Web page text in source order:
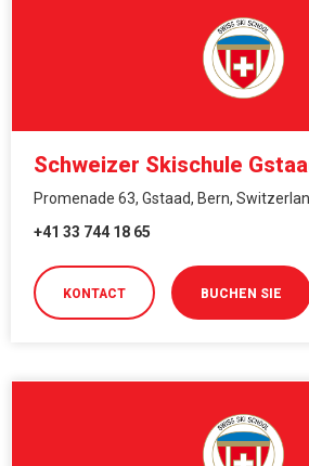
Schweizer Skischule
Promenade 63, Gstaad, Bern,
+41 33 744 18 65
KONTACT BUCHEN SIE